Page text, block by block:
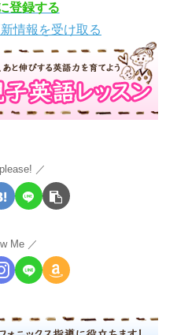
登録する
情報を受け取る
Me